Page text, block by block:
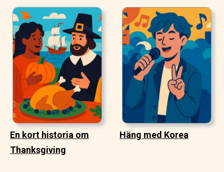
En kort historia om
Thanksgiving
Häng med Korea